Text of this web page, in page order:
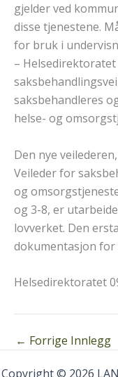
gjelder ved
disse tjenestene.
for bruk i
–
saksbehandleres
helse- og
Den nye
Veileder for
og
og 3-8, er
lovverket. Den
dokumentasjon
Helsedirektoratet
← Forrige Innlegg
Copyright © 2026